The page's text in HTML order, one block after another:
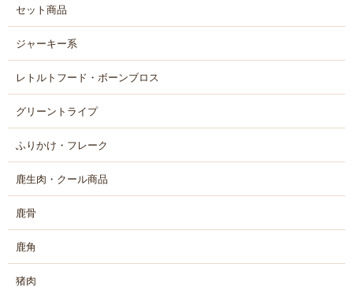
セット商品
ジャーキー系
レトルトフード・ボーンブロス
グリーントライプ
ふりかけ・フレーク
鹿生肉・クール商品
鹿骨
鹿角
猪肉